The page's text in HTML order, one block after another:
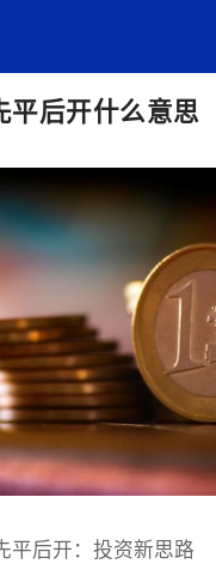
平后开什么意思
平后开：投资新思路